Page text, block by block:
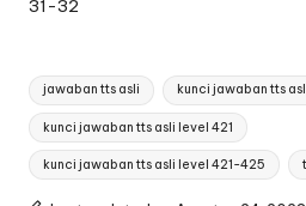
31-32
Tags:
jawaban tts asli kunci jawaban tts
kunci jawaban tts asli level 421
kunci jawaban tts asli level 421-425